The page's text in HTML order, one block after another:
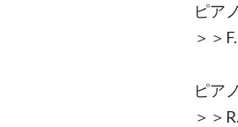
ピ
＞＞
ピア
＞＞